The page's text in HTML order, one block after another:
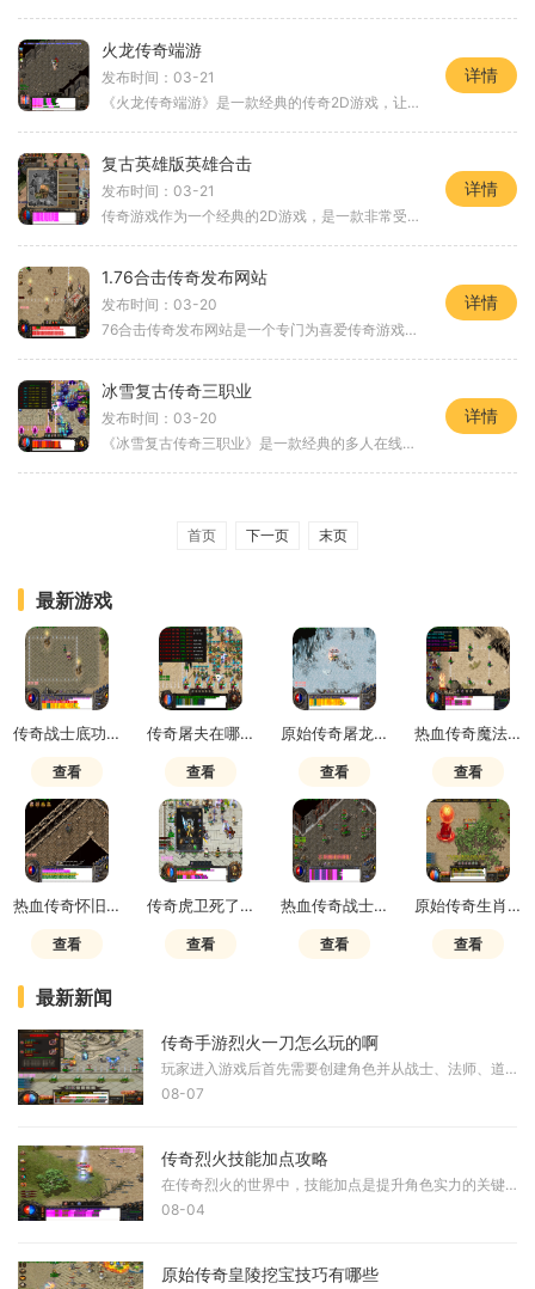
火龙传奇端游
发布时间：03-21
《火龙传奇端游》是一款经典的传奇2D游戏，让玩家沉浸在角色扮演的世界中。这款游戏以其独特的万人在线模式和玩家之间的互动而著名，同时还有丰富的装备打造系统、便捷的地图传
详情
复古英雄版英雄合击
发布时间：03-21
传奇游戏作为一个经典的2D游戏，是一款非常受欢迎的角色扮演游戏。这款游戏以万人在线的方式进行，玩家可以与其他玩家进行互动和交流，展示自己的游戏实力和能力。传奇游戏中有
详情
1.76合击传奇发布网站
发布时间：03-20
76合击传奇发布网站是一个专门为喜爱传奇游戏的玩家提供服务的网站。旨在为玩家们提供一个高质量的游戏版本，让玩家们在这个版本中能够享受到更多的游戏乐趣。下面我们将为大家
详情
冰雪复古传奇三职业
发布时间：03-20
《冰雪复古传奇三职业》是一款经典的多人在线游戏，以冒险、战斗和团队合作为核心玩法，带你回到过去，体验古老的冒险与挑战。游戏中有三个职业可供选择，分别是战士、法师和
详情
首页 下一页 末页
最新游戏
传奇战士底功有什么用处
查看
传奇屠夫在哪里
查看
原始传奇屠龙传世装备会爆掉吗
查看
热血传奇魔法值和魔法盾的关系
查看
热血传奇怀旧版新手村怎么去
查看
传奇虎卫死了多久刷
查看
热血传奇战士属性点加什么
查看
原始传奇生肖合成需要什么
查看
最新新闻
传奇手游烈火一刀怎么玩的啊
玩家进入游戏后首先需要创建角色并从战士、法师、道士三个经典职业中做出选择。战士职业以高攻击和高防御见长，适合喜欢近战搏斗的玩家；法师职业拥有强大的魔法攻击和群体技
08-07
传奇烈火技能加点攻略
在传奇烈火的世界中，技能加点是提升角色实力的关键一环。合理的技能搭配能够帮助你在各种战斗场景中游刃有余，无论是单挑BOSS还是参与团战，都能发挥出惊人的威力。今天就让我
08-04
原始传奇皇陵挖宝技巧有哪些